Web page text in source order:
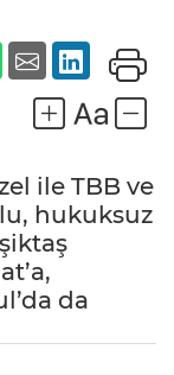
ile TBB ve
hukuksuz
da